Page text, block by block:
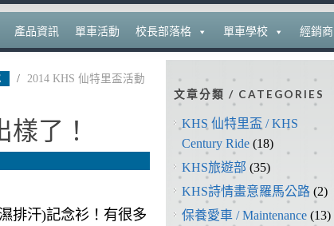
產品資訊 單車活動 校長部落格 單車學校 經銷商
/ 2014 KHS 仙特里盃活動
了！
排汗)記念衫！有很多
文章分類 / CATEGORIES
KHS 仙特里盃 / KHS
Century Ride (18)
KHS旅遊部 (35)
KHS詩情畫意羅馬公路 (2)
保養愛車 / Maintenance (13)